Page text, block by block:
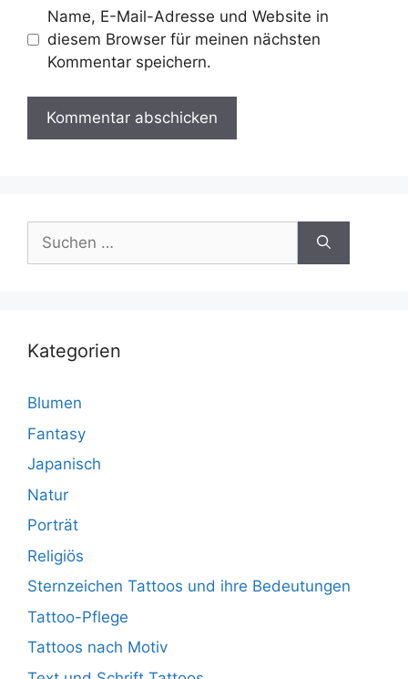
Name, E-Mail-Adresse und Website in
diesem Browser für meinen nächsten
Kommentar speichern.
Suchen
nach:
Kategorien
Blumen
Fantasy
Japanisch
Natur
Porträt
Religiös
Sternzeichen Tattoos und ihre Bedeutungen
Tattoo-Pflege
Tattoos nach Motiv